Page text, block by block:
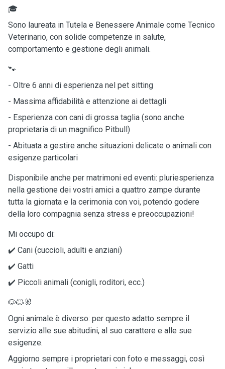
🎓
Sono laureata in Tutela e Benessere Animale come Tecnico
Veterinario, con solide competenze in salute,
comportamento e gestione degli animali.
🐾
- Oltre 6 anni di esperienza nel pet sitting
- Massima affidabilità e attenzione ai dettagli
- Esperienza con cani di grossa taglia (sono anche
proprietaria di un magnifico Pitbull)
- Abituata a gestire anche situazioni delicate o animali con
esigenze particolari
Disponibile anche per matrimoni ed eventi: pluriesperienza
nella gestione dei vostri amici a quattro zampe durante
tutta la giornata e la cerimonia con voi, potendo godere
della loro compagnia senza stress e preoccupazioni!
Mi occupo di:
✔️ Cani (cuccioli, adulti e anziani)
✔️ Gatti
✔️ Piccoli animali (conigli, roditori, ecc.)
🐶🐱🐰
Ogni animale è diverso: per questo adatto sempre il
servizio alle sue abitudini, al suo carattere e alle sue
esigenze.
Aggiorno sempre i proprietari con foto e messaggi, così